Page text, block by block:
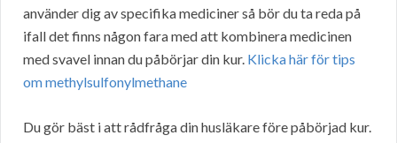
använder dig av specifika mediciner så bör du ta reda på
ifall det finns någon fara med att kombinera medicinen
med svavel innan du påbörjar din kur. Klicka här för tips
om methylsulfonylmethane
Du gör bäst i att rådfråga din husläkare före påbörjad kur.